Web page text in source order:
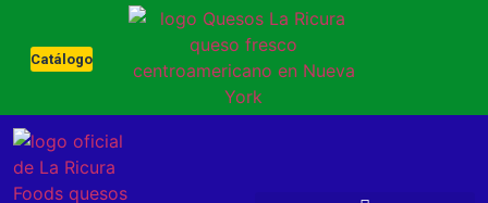
Catálogo